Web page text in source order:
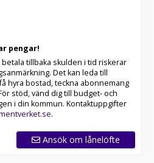
pengar!
tillbaka skulden i tid riskerar
Det kan leda till
hyra bostad, teckna abonnemang
stöd, vänd dig till budget- och
i din kommun. Kontaktuppgifter
.
Ansök om lånelöfte